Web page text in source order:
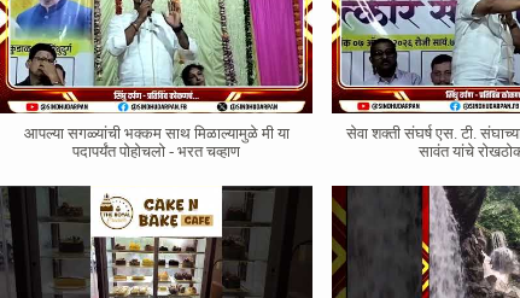
आपल्या सगळ्यांची भक्कम साथ मिळाल्यामुळे मी या
पदापर्यंत पोहोचलो - भरत चव्हाण
सेवा शक्ती संघर्ष एस. टी.
सावंत यांचे